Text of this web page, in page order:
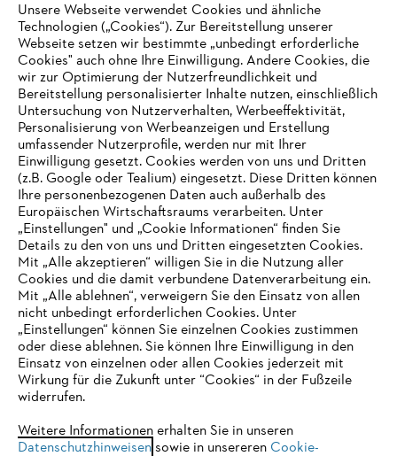
Zahlungsmöglichkeiten
Unternehmen
Online Shop
Service
IHR BROWSER WIRD NICHT
UNTERSTÜTZT
eine optimale Nutzung unserer Seite empfehlen wir Ihnen, zu
einem der folgenden Browser zu wechseln:
Unsere Webseite verwendet Cookies und ähnliche
Technologien („Cookies“). Zur Bereitstellung unserer
Webseite setzen wir bestimmte „unbedingt erforderliche
Cookies" auch ohne Ihre Einwilligung. Andere Cookies, die
wir zur Optimierung der Nutzerfreundlichkeit und
Bereitstellung personalisierter Inhalte nutzen, einschließlich
Untersuchung von Nutzerverhalten, Werbeeffektivität,
Personalisierung von Werbeanzeigen und Erstellung
umfassender Nutzerprofile, werden nur mit Ihrer
Einwilligung gesetzt. Cookies werden von uns und Dritten
(z.B. Google oder Tealium) eingesetzt. Diese Dritten können
Ihre personenbezogenen Daten auch außerhalb des
Europäischen Wirtschaftsraums verarbeiten. Unter
„Einstellungen" und „Cookie Informationen“ finden Sie
Details zu den von uns und Dritten eingesetzten Cookies.
Mit „Alle akzeptieren“ willigen Sie in die Nutzung aller
Cookies und die damit verbundene Datenverarbeitung ein.
Mit „Alle ablehnen“, verweigern Sie den Einsatz von allen
nicht unbedingt erforderlichen Cookies. Unter
„Einstellungen“ können Sie einzelnen Cookies zustimmen
oder diese ablehnen. Sie können Ihre Einwilligung in den
Einsatz von einzelnen oder allen Cookies jederzeit mit
Wirkung für die Zukunft unter “Cookies“ in der Fußzeile
widerrufen.
Weitere Informationen erhalten Sie in unseren
Datenschutzhinweisensowie in unsereren Cookie-